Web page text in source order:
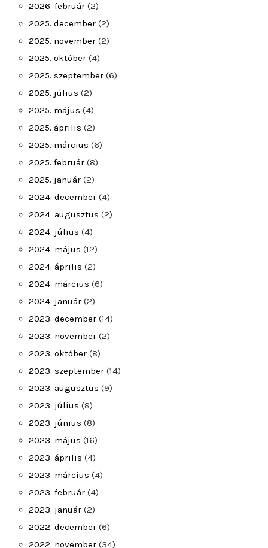
2026. február (2)
2025. december (2)
2025. november (2)
2025. október (4)
2025. szeptember (6)
2025. július (2)
2025. május (4)
2025. április (2)
2025. március (6)
2025. február (8)
2025. január (2)
2024. december (4)
2024. augusztus (2)
2024. július (4)
2024. május (12)
2024. április (2)
2024. március (6)
2024. január (2)
2023. december (14)
2023. november (2)
2023. október (8)
2023. szeptember (14)
2023. augusztus (9)
2023. július (8)
2023. június (8)
2023. május (16)
2023. április (4)
2023. március (4)
2023. február (4)
2023. január (2)
2022. december (6)
2022. november (34)